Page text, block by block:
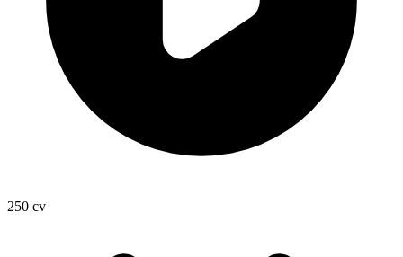
250 cv